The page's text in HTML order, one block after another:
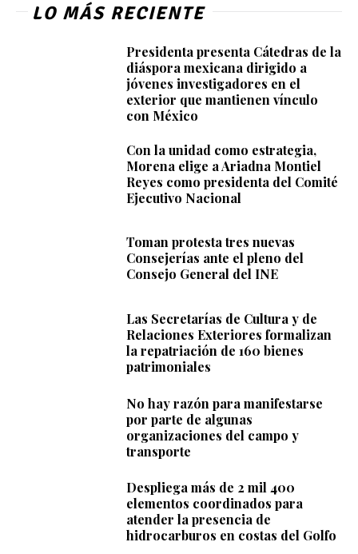
LO MÁS RECIENTE
Presidenta presenta Cátedras de la
diáspora mexicana dirigido a
jóvenes investigadores en el
exterior que mantienen vínculo
con México
Con la unidad como estrategia,
Morena elige a Ariadna Montiel
Reyes como presidenta del Comité
Ejecutivo Nacional
Toman protesta tres nuevas
Consejerías ante el pleno del
Consejo General del INE
Las Secretarías de Cultura y de
Relaciones Exteriores formalizan
la repatriación de 160 bienes
patrimoniales
No hay razón para manifestarse
por parte de algunas
organizaciones del campo y
transporte
Despliega más de 2 mil 400
elementos coordinados para
atender la presencia de
hidrocarburos en costas del Golfo